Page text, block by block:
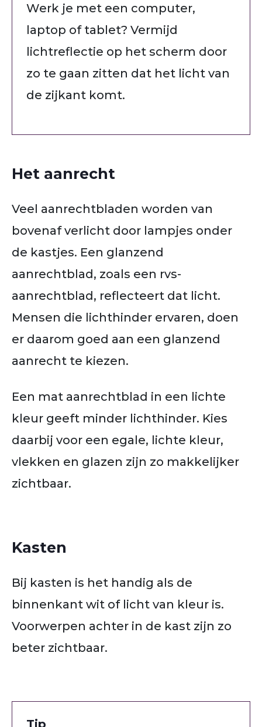
Werk je met een computer,
laptop of tablet? Vermijd
lichtreflectie op het scherm door
zo te gaan zitten dat het licht van
de zijkant komt.
Het aanrecht
Veel aanrechtbladen worden van
bovenaf verlicht door lampjes onder
de kastjes. Een glanzend
aanrechtblad, zoals een rvs-
aanrechtblad, reflecteert dat licht.
Mensen die lichthinder ervaren, doen
er daarom goed aan een glanzend
aanrecht te kiezen.
Een mat aanrechtblad in een lichte
kleur geeft minder lichthinder. Kies
daarbij voor een egale, lichte kleur,
vlekken en glazen zijn zo makkelijker
zichtbaar.
Kasten
Bij kasten is het handig als de
binnenkant wit of licht van kleur is.
Voorwerpen achter in de kast zijn zo
beter zichtbaar.
Tip